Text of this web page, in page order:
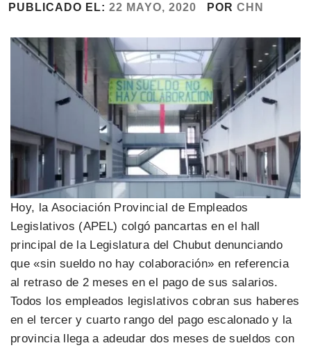
PUBLICADO EL: 22 MAYO, 2020 POR CHN
Hoy, la Asociación Provincial de Empleados
Legislativos (APEL) colgó pancartas en el hall
principal de la Legislatura del Chubut denunciando
que «sin sueldo no hay colaboración» en referencia
al retraso de 2 meses en el pago de sus salarios.
Todos los empleados legislativos cobran sus haberes
en el tercer y cuarto rango del pago escalonado y la
provincia llega a adeudar dos meses de sueldos con